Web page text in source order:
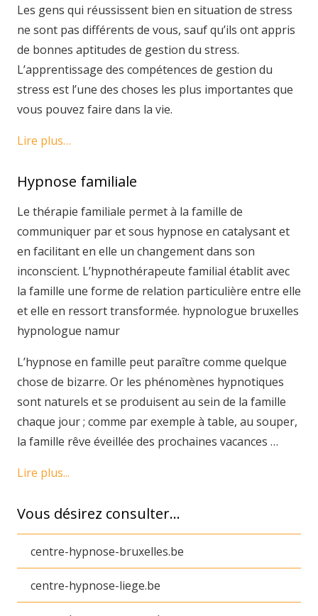
Les gens qui réussissent bien en situation de stress
ne sont pas différents de vous, sauf qu’ils ont appris
de bonnes aptitudes de gestion du stress.
L’apprentissage des compétences de gestion du
stress est l’une des choses les plus importantes que
vous pouvez faire dans la vie.
Lire plus…
Hypnose familiale
Le thérapie familiale permet à la famille de
communiquer par et sous hypnose en catalysant et
en facilitant en elle un changement dans son
inconscient. L’hypnothérapeute familial établit avec
la famille une forme de relation particulière entre elle
et elle en ressort transformée. hypnologue bruxelles
hypnologue namur
L’hypnose en famille peut paraître comme quelque
chose de bizarre. Or les phénomènes hypnotiques
sont naturels et se produisent au sein de la famille
chaque jour ; comme par exemple à table, au souper,
la famille rêve éveillée des prochaines vacances …
Lire plus...
Vous désirez consulter…
centre-hypnose-bruxelles.be
centre-hypnose-liege.be